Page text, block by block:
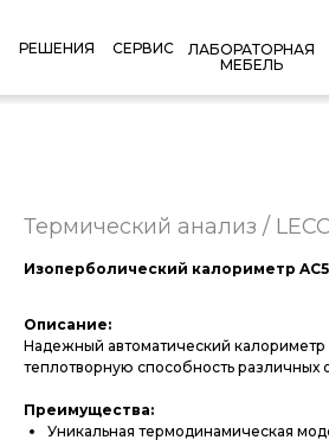
РЕШЕНИЯ СЕРВИС
ЛАБОРАТОРНАЯ
МЕБЕЛЬ
Описание:
Надежный автоматический калориметр
теплотворную способность различных
Преимущества:
Уникальная термодинамическая
Изоперболический калориметр
Термический анализ /